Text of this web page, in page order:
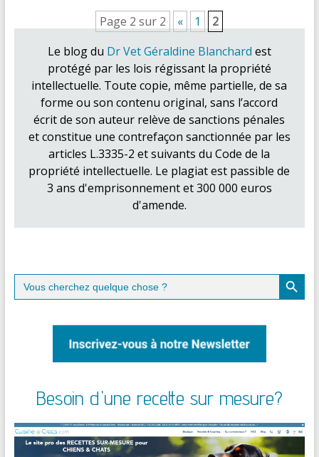
Page 2 sur 2 « 1
2
Le blog du Dr Vet Géraldine Blanchard est
protégé par les lois régissant la propriété
intellectuelle. Toute copie, même partielle, de sa
forme ou son contenu original, sans l’accord
écrit de son auteur relève de sanctions pénales
et constitue une contrefaçon sanctionnée par les
articles L.3335-2 et suivants du Code de la
propriété intellectuelle. Le plagiat est passible de
3 ans d'emprisonnement et 300 000 euros
d'amende.
Search
for:
Search Button
Besoin d'une recette sur mesure?